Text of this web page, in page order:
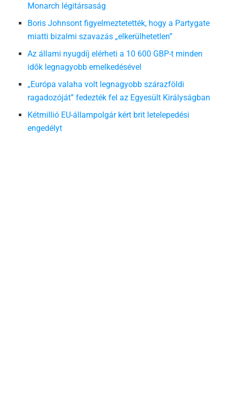
Monarch légitársaság
Boris Johnsont figyelmeztetették, hogy a Partygate
miatti bizalmi szavazás „elkerülhetetlen”
Az állami nyugdíj elérheti a 10 600 GBP-t minden
idők legnagyobb emelkedésével
„Európa valaha volt legnagyobb szárazföldi
ragadozóját” fedezték fel az Egyesült Királyságban
Kétmillió EU-állampolgár kért brit letelepedési
engedélyt